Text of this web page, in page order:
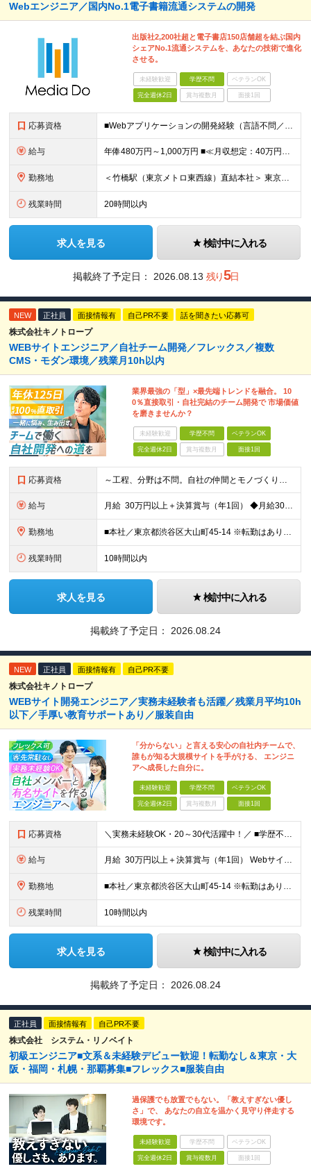
Webエンジニア／国内No.1電子書籍流通システムの開発
出版社2,200社超と電子書店150店舗超を結ぶ国内
シェアNo.1流通システムを、あなたの技術で進化
させる。
未経験歓迎 学歴不問 ベテランOK
完全週休2日 賞与複数月 面接1回
応募資格 ■Webアプリケーションの開発経験（言語不問／目安1年以上） ※Java, PHP, Ruby, Python, Goなど、いずれかの言語でWEB開発経験があればOKです。 ■学歴不問 □複数名採用
給与 年俸480万円～1,000万円 ■≪月収想定：40万円～83万円≫ ・担当いただく業務範囲やマネジメントの有無など、役割に応じて決定します ・年俸額を12分割し、毎月支給します ・試用期間3カ月あり
勤務地 ＜竹橋駅（東京メトロ東西線）直結本社＞ 東京都千代田区一ツ橋一丁目1番1号パレスサイドビル5F・8F （変更の範囲）上記を除く当社関連勤務地
残業時間 20時間以内
求人を見る 検討中に入れる
掲載終了予定日： 2026.08.13 残り5日
NEW 正社員 面接情報有 自己PR不要 話を聞きたい応募可
株式会社キノトロープ
WEBサイトエンジニア／自社チーム開発／フレックス／複数
CMS・モダン環境／残業月10h以内
業界最強の「型」×最先端トレンドを融合。 10
0％直接取引・自社完結のチーム開発で 市場価値
を磨きませんか？
未経験歓迎 学歴不問 ベテランOK
完全週休2日 賞与複数月 面接1回
応募資格 ～工程、分野は不問。自社の仲間とモノづくりをしたい方歓迎します。～ ■学歴不問 ■プログラミングの実務経験が3年以上ある方 ～このような希望も当社なら大歓迎です！～ ・使用する言語や技術が固定化され
給与 月給 30万円以上＋決算賞与（年1回） ◆月給30～55万円＋各種手当＋決算賞与（年1回） ┗プログラミングの実務経験が3年以上をお持ちの方 ◆月給40～120万円＋各種手当＋決算賞与（年1回）
勤務地 ■本社／東京都渋谷区大山町45-14 ※転勤はありません。腰を据えて長く活躍していただけます ※(変更の範囲)上記を除く当社関連勤務地
残業時間 10時間以内
求人を見る 検討中に入れる
掲載終了予定日： 2026.08.24
NEW 正社員 面接情報有 自己PR不要
株式会社キノトロープ
WEBサイト開発エンジニア／実務未経験者も活躍／残業月平均10h
以下／手厚い教育サポートあり／服装自由
「分からない」と言える安心の自社内チームで、
誰もが知る大規模サイトを手がける、 エンジニ
アへ成長した自分に。
未経験歓迎 学歴不問 ベテランOK
完全週休2日 賞与複数月 面接1回
応募資格 ＼実務未経験OK・20～30代活躍中！／ ■学歴不問 ■プログラミングに少しでも触れた経験がある方 ┗言語や学習方法は不問／独学で勉強中の方も大歓迎です！ ＼こんな方にピッタリの環境です！／ ・客先
給与 月給 30万円以上＋決算賞与（年1回） Webサイトの実務経験＋マネジメント経験をお持ちの方は 月給40～120万円＋各種手当＋決算賞与（年1回） での採用も可能です！ ※経験や能力を考慮の上、決
勤務地 ■本社／東京都渋谷区大山町45-14 ※転勤はありません。腰を据えて長く活躍していただけます ※(変更の範囲)上記を除く当社関連勤務地
残業時間 10時間以内
求人を見る 検討中に入れる
掲載終了予定日： 2026.08.24
正社員 面接情報有 自己PR不要
株式会社 システム・リノベイト
初級エンジニア■文系＆未経験デビュー歓迎！転勤なし＆東京・大
阪・福岡・札幌・那覇募集■フレックス■服装自由
過保護でも放置でもない。「教えすぎない優し
さ」で、 あなたの自立を温かく見守り伴走する
環境です。
未経験歓迎 学歴不問 ベテランOK
完全週休2日 賞与複数月 面接1回